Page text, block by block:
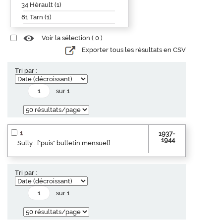
34 Hérault (1)
81 Tarn (1)
Voir la sélection ( 0 )
Exporter tous les résultats en CSV
Tri par :
sur 1
1
Sully : ["puis" bulletin mensuel]
1937-
1944
Tri par :
sur 1